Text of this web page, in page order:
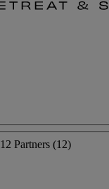
12 Partners (12)